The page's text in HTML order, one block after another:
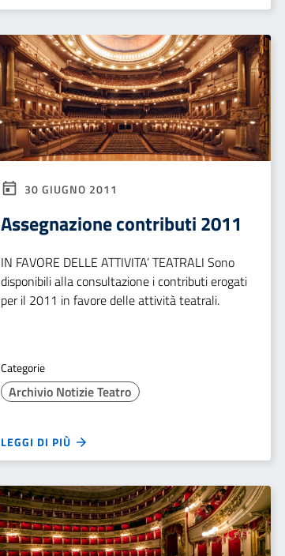
30 GIUGNO 2011
Assegnazione contributi 2011
IN FAVORE DELLE ATTIVITA’ TEATRALI Sono
disponibili alla consultazione i contributi erogati
per il 2011 in favore delle attività teatrali.
Categorie
Archivio Notizie Teatro
LEGGI DI PIÙ